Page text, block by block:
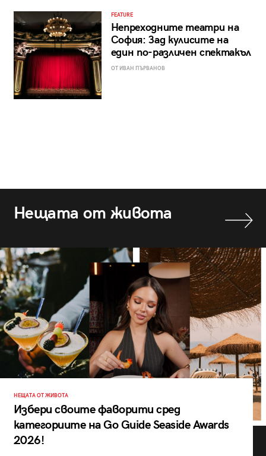
FEATURE
Непреходните театри на
София: Зад кулисите на
един по-различен спектакъл
ОТ ИВАН ПЪРВАНОВ
Нещата от живота
НЕЩАТА ОТ ЖИВОТА
Избери своите фаворити сред
категориите на Go Guide Seaside Awards
2026!